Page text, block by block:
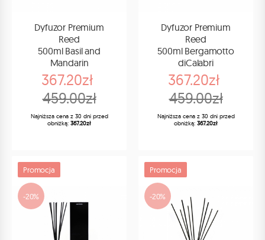
Dyfuzor Premium
Reed
500ml Basil and
Mandarin
367.20zł
459.00zł
Najniższa cena z 30 dni przed
obniżką: 367.20zł
Dyfuzor Premium
Reed
500ml Bergamotto
diCalabri
367.20zł
459.00zł
Najniższa cena z 30 dni przed
obniżką: 367.20zł
Promocja
-20%
Promocja
-20%